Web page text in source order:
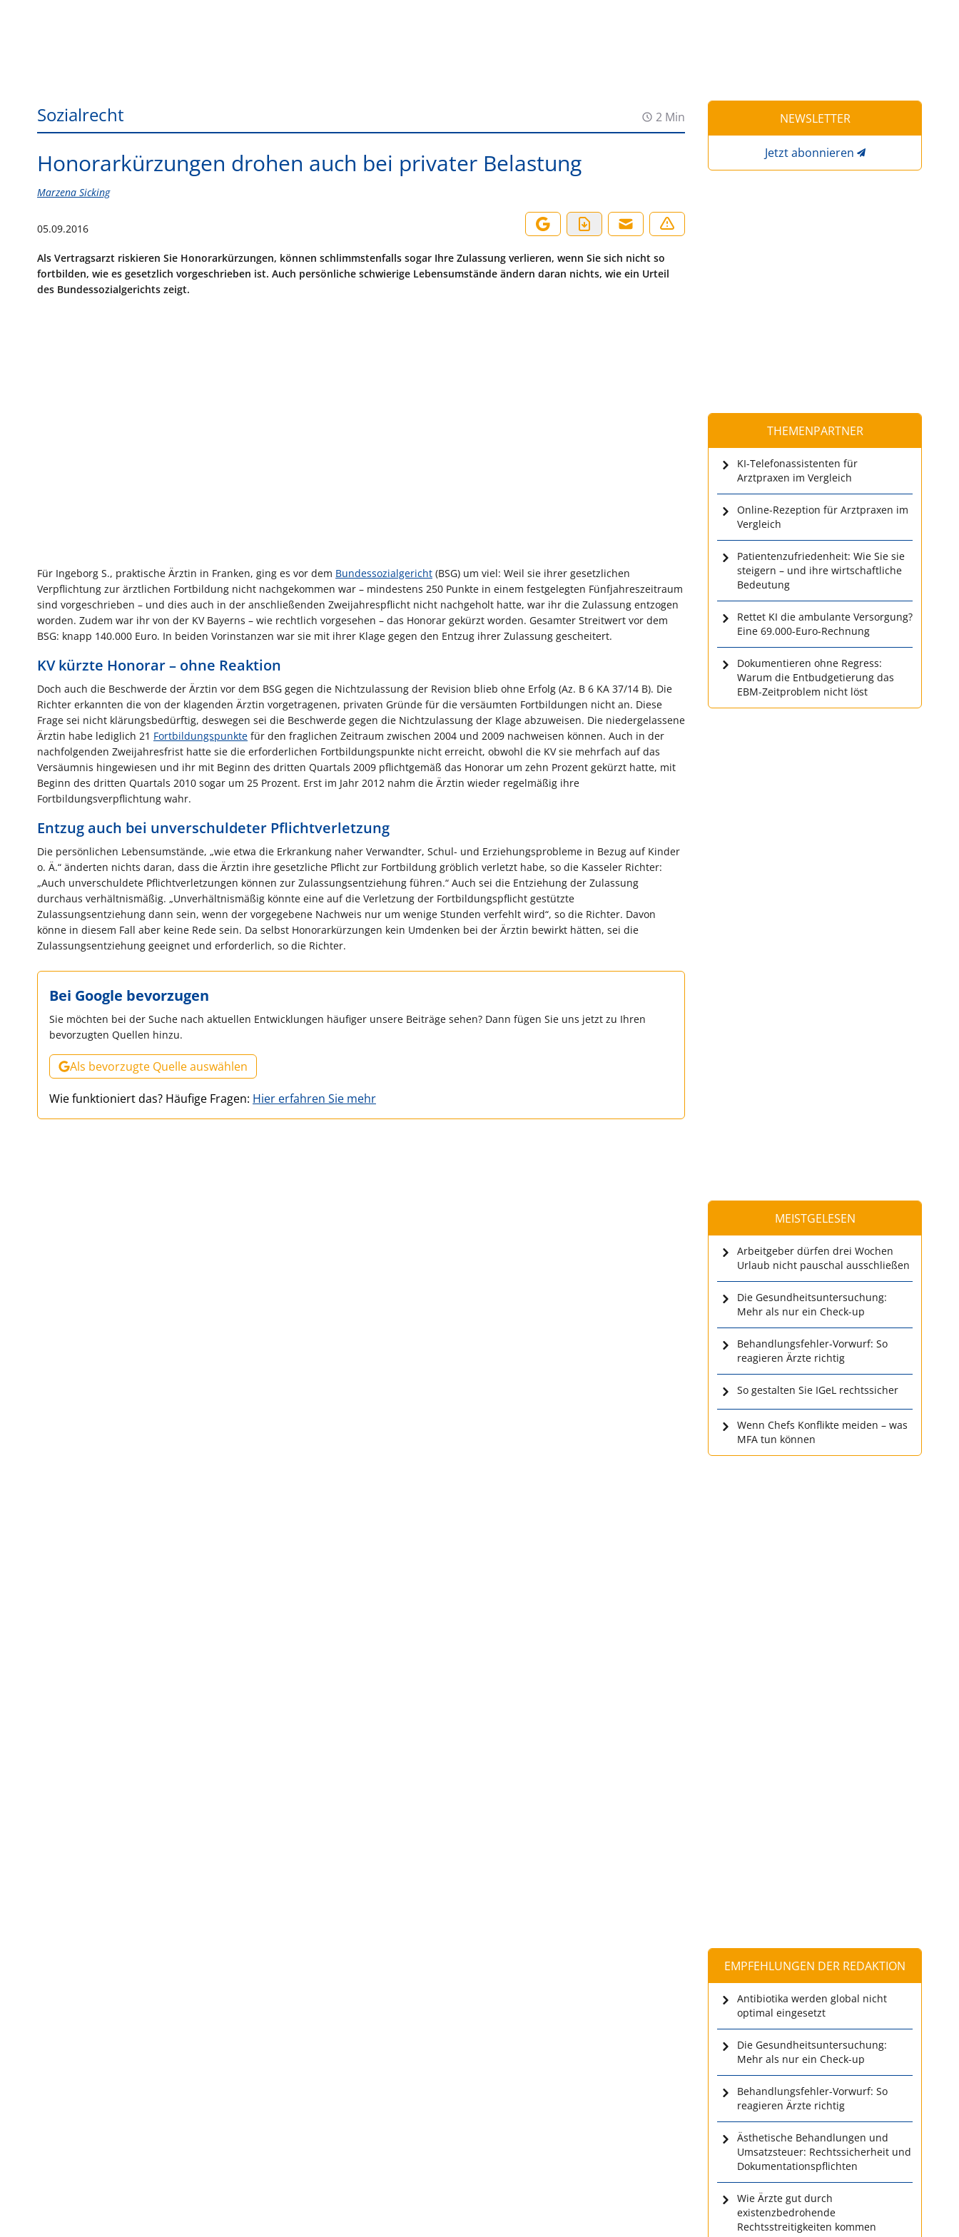
Sozialrecht 2 Min
Honorarkürzungen drohen auch bei privater Belastung
Marzena Sicking
05.09.2016
Als Vertragsarzt riskieren Sie Honorarkürzungen, können schlimmstenfalls sogar Ihre Zulassung verlieren, wenn Sie sich nicht so
fortbilden, wie es gesetzlich vorgeschrieben ist. Auch persönliche schwierige Lebensumstände ändern daran nichts, wie ein Urteil
des Bundessozialgerichts zeigt.
Für Ingeborg S., praktische Ärztin in Franken, ging es vor dem Bundessozialgericht (BSG) um viel: Weil sie ihrer gesetzlichen
Verpflichtung zur ärztlichen Fortbildung nicht nachgekommen war – mindestens 250 Punkte in einem festgelegten Fünfjahreszeitraum
sind vorgeschrieben – und dies auch in der anschließenden Zweijahrespflicht nicht nachgeholt hatte, war ihr die Zulassung entzogen
worden. Zudem war ihr von der KV Bayerns – wie rechtlich vorgesehen – das Honorar gekürzt worden. Gesamter Streitwert vor dem
BSG: knapp 140.000 Euro. In beiden Vorinstanzen war sie mit ihrer Klage gegen den Entzug ihrer Zulassung gescheitert.
KV kürzte Honorar – ohne Reaktion
Doch auch die Beschwerde der Ärztin vor dem BSG gegen die Nichtzulassung der Revision blieb ohne Erfolg (Az. B 6 KA 37/14 B). Die
Richter erkannten die von der klagenden Ärztin vorgetragenen, privaten Gründe für die versäumten Fortbildungen nicht an. Diese
Frage sei nicht klärungsbedürftig, deswegen sei die Beschwerde gegen die Nichtzulassung der Klage abzuweisen. Die niedergelassene
Ärztin habe lediglich 21 Fortbildungspunkte für den fraglichen Zeitraum zwischen 2004 und 2009 nachweisen können. Auch in der
nachfolgenden Zweijahresfrist hatte sie die erforderlichen Fortbildungspunkte nicht erreicht, obwohl die KV sie mehrfach auf das
Versäumnis hingewiesen und ihr mit Beginn des dritten Quartals 2009 pflichtgemäß das Honorar um zehn Prozent gekürzt hatte, mit
Beginn des dritten Quartals 2010 sogar um 25 Prozent. Erst im Jahr 2012 nahm die Ärztin wieder regelmäßig ihre
Fortbildungsverpflichtung wahr.
Entzug auch bei unverschuldeter Pflichtverletzung
Die persönlichen Lebensumstände, „wie etwa die Erkrankung naher Verwandter, Schul- und Erziehungsprobleme in Bezug auf Kinder
o. Ä.“ änderten nichts daran, dass die Ärztin ihre gesetzliche Pflicht zur Fortbildung gröblich verletzt habe, so die Kasseler Richter:
„Auch unverschuldete Pflichtverletzungen können zur Zulassungsentziehung führen.“ Auch sei die Entziehung der Zulassung
durchaus verhältnismäßig. „Unverhältnismäßig könnte eine auf die Verletzung der Fortbildungspflicht gestützte
Zulassungsentziehung dann sein, wenn der vorgegebene Nachweis nur um wenige Stunden verfehlt wird“, so die Richter. Davon
könne in diesem Fall aber keine Rede sein. Da selbst Honorarkürzungen kein Umdenken bei der Ärztin bewirkt hätten, sei die
Zulassungsentziehung geeignet und erforderlich, so die Richter.
Bei Google bevorzugen
Sie möchten bei der Suche nach aktuellen Entwicklungen häufiger unsere Beiträge sehen? Dann fügen Sie uns jetzt zu Ihren
bevorzugten Quellen hinzu.
Als bevorzugte Quelle auswählen
Wie funktioniert das? Häufige Fragen: Hier erfahren Sie mehr
NEWSLETTER
Jetzt abonnieren
THEMENPARTNER
KI-Telefonassistenten für
Arztpraxen im Vergleich
Online-Rezeption für Arztpraxen im
Vergleich
Patientenzufriedenheit: Wie Sie sie
steigern – und ihre wirtschaftliche
Bedeutung
Rettet KI die ambulante Versorgung?
Eine 69.000-Euro-Rechnung
Dokumentieren ohne Regress:
Warum die Entbudgetierung das
EBM-Zeitproblem nicht löst
MEISTGELESEN
Arbeitgeber dürfen drei Wochen
Urlaub nicht pauschal ausschließen
Die Gesundheitsuntersuchung:
Mehr als nur ein Check-up
Behandlungsfehler-Vorwurf: So
reagieren Ärzte richtig
So gestalten Sie IGeL rechtssicher
Wenn Chefs Konflikte meiden – was
MFA tun können
EMPFEHLUNGEN DER REDAKTION
Antibiotika werden global nicht
optimal eingesetzt
Die Gesundheitsuntersuchung:
Mehr als nur ein Check-up
Behandlungsfehler-Vorwurf: So
reagieren Ärzte richtig
Ästhetische Behandlungen und
Umsatzsteuer: Rechtssicherheit und
Dokumentationspflichten
Wie Ärzte gut durch
existenzbedrohende
Rechtsstreitigkeiten kommen